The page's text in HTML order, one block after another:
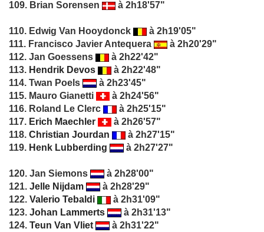
109. Brian Sorensen
à 2h18'57"
110. Edwig Van Hooydonck
à 2h19'05"
111. Francisco Javier Antequera
à 2h20'29"
112. Jan Goessens
à 2h22'42"
113. Hendrik Devos
à 2h22'48"
114. Twan Poels
à 2h23'45"
115. Mauro Gianetti
à 2h24'56"
116. Roland Le Clerc
à 2h25'15"
117. Erich Maechler
à 2h26'57"
118. Christian Jourdan
à 2h27'15"
119. Henk Lubberding à 2h27'27"
120. Jan Siemons
à 2h28'00"
121. Jelle Nijdam
à 2h28'29"
122. Valerio Tebaldi
à 2h31'09"
123. Johan Lammerts
à 2h31'13"
124. Teun Van Vliet
à 2h31'22"